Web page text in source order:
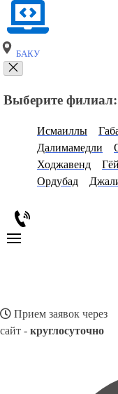
БАКУ
Выберите филиал:
Исмаиллы
Далимамедли
Ходжавенд
Ордубад
Прием заявок через
сайт - круглосуточно